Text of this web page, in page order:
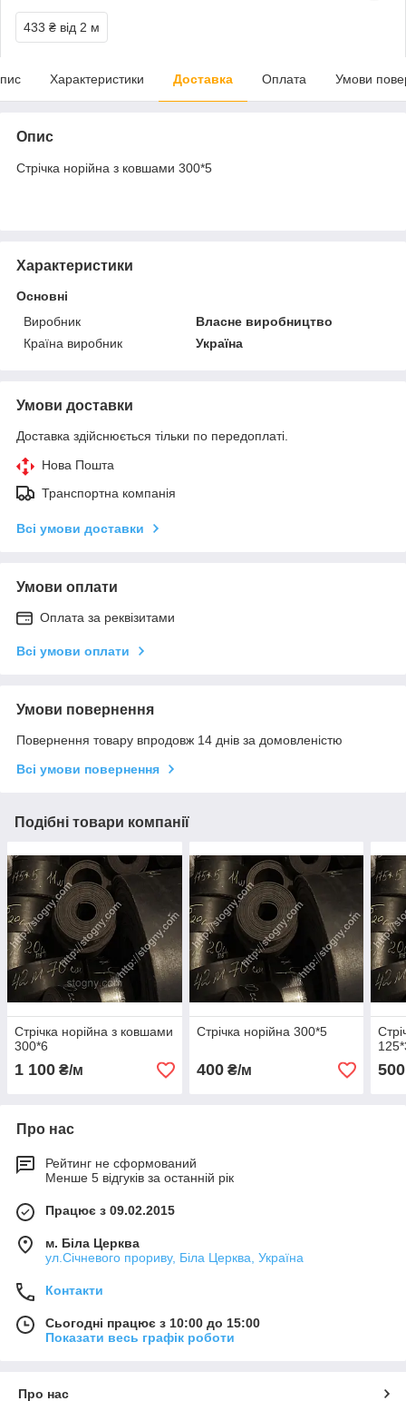
433 ₴ від 2 м
Характеристики Доставка Оплата Умови
Опис
Стрічка норійна з ковшами 300*5
Характеристики
Основні
Виробник
Власне виробництво
Країна виробник
Україна
Умови доставки
Доставка здійснюється тільки по передоплаті.
Нова Пошта
Транспортна компанія
Всі умови доставки
Умови оплати
Оплата за реквізитами
Всі умови оплати
Умови повернення
Повернення товару впродовж 14 днів за домовленістю
Всі умови повернення
Подібні товари компанії
Стрічка норійна з ковшами
300*6
1 100 ₴/м
Стрічка норійна 300*5
400₴/м 500
Про нас
Рейтинг не сформований
Менше 5 відгуків за останній рік
Працює з 09.02.2015
м. Біла Церква
ул.Січневого прориву, Біла Церква, Україна
Контакти
Сьогодні працює з 10:00 до 15:00
Показати весь графік роботи
Про нас